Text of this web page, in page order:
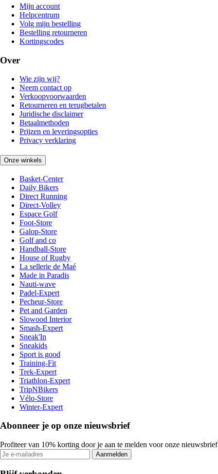
Mijn account
Helpcentrum
Volg mijn bestelling
Bestelling retourneren
Kortingscodes
Over
Wie zijn wij?
Neem contact op
Verkoopvoorwaarden
Retourneren en terugbetalen
Juridische disclaimer
Betaalmethoden
Prijzen en leveringsopties
Privacy verklaring
Onze winkels
Basket-Center
Daily Bikers
Direct Running
Direct-Volley
Espace Golf
Foot-Store
Galop-Store
Golf and co
Handball-Store
House of Rugby
La sellerie de Maé
Made in Paradis
Nauti-wave
Padel-Expert
Pecheur-Store
Pet and Garden
Slowood Interior
Smash-Expert
Sneak'In
Sneakids
Sport is good
Training-Fit
Trek-Expert
Triathlon-Expert
TripNBikers
Vélo-Store
Winter-Expert
Abonneer je op onze nieuwsbrief
Profiteer van 10% korting door je aan te melden voor onze nieuwsbrief
Aanmelden